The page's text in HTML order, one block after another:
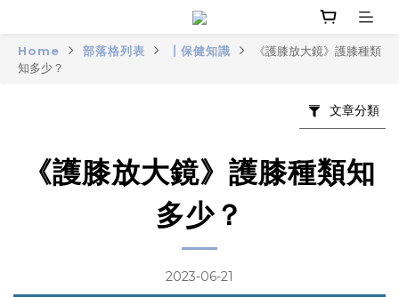
Home 部落格列表 ┃保健知識
《護膝放大鏡》護膝種類
知多少？
文章分類
《護膝放大鏡》護膝種類知
多少？
2023-06-21